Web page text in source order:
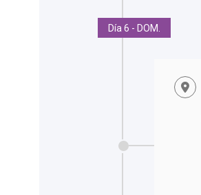
Día 6 - DOM.